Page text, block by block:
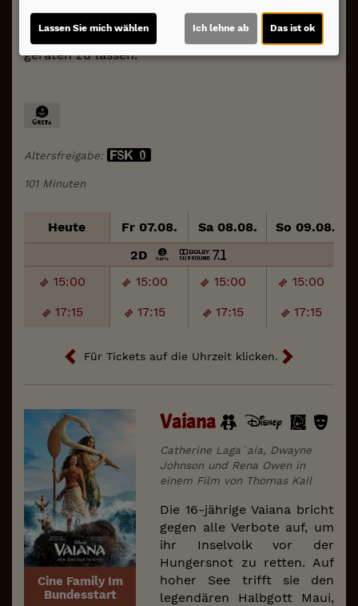
Tablet in Froschform droht,
geraten zu lassen.
Altersfreigabe:
101 Minuten
Heute Fr 07.08. Sa 08.08. So 09.08.
15:00 15:00 15:00
15:00
17:15
17:15 17:15 17:15
2D
Für Tickets auf die Uhrzeit klicken.
Cine Family Im
Bundesstart
Vaiana
Catherine Laga´aia, Dwayne
Johnson und Rena Owen in
einem Film von Thomas Kail
Die 16-jährige Vaiana bricht
gegen alle Verbote auf, um
ihr Inselvolk vor der
Hungersnot zu retten. Auf
hoher See trifft sie den
legendären Halbgott Maui,
Lassen Sie mich wählen Ich lehne ab Das ist ok